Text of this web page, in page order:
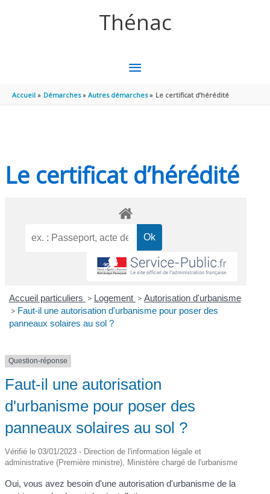
Thénac
MENU
PRINCIPAL
Accueil Démarches Autres démarches Le certificat d’hérédité
Le certificat d’hérédité
Accueil particuliers > Logement > Autorisation d'urbanisme
> Faut-il une autorisation d'urbanisme pour poser des
panneaux solaires au sol ?
Question-réponse
Faut-il une autorisation
d'urbanisme pour poser des
panneaux solaires au sol ?
Vérifié le 03/01/2023 - Direction de l'information légale et
administrative (Première ministre), Ministère chargé de l'urbanisme
Oui, vous avez besoin d'une autorisation d'urbanisme de la